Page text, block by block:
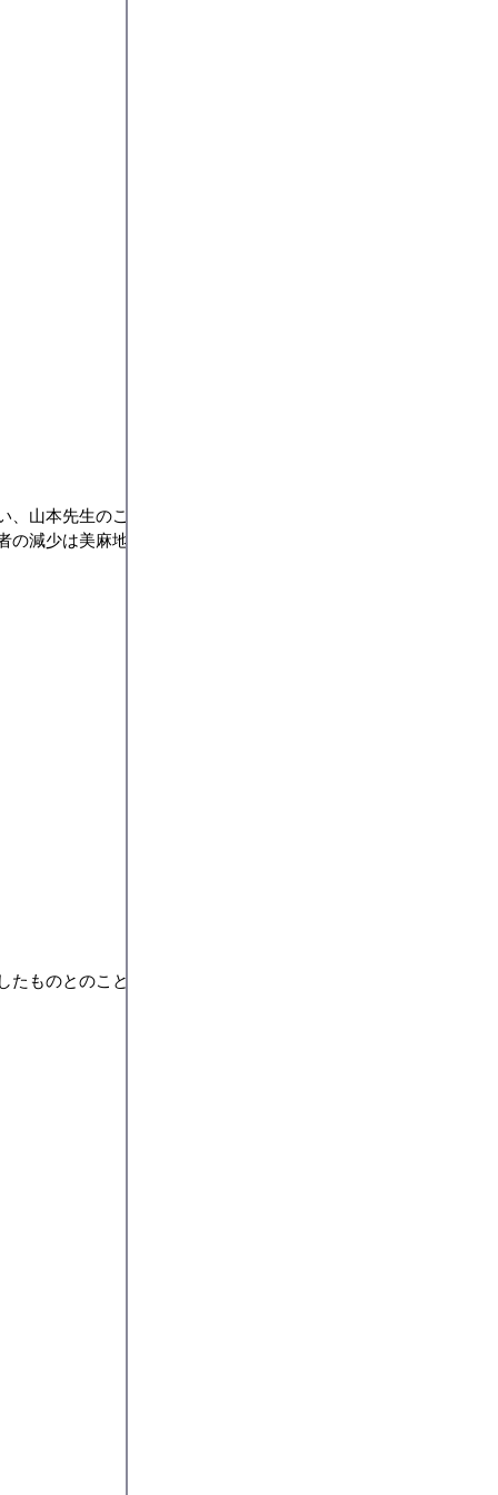
山本先生のご指導で（からくり棒）の製作を親子で行い
減少は美麻地区文化祭の有り方の難しさを考えさせる２日間
ものとのことでした。